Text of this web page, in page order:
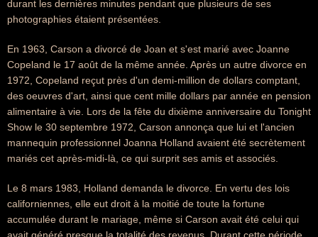
durant les dernières minutes pendant que plusieurs de ses
photographies étaient présentées.
En 1963, Carson a divorcé de Joan et s'est marié avec Joanne
Copeland le 17 août de la même année. Après un autre divorce en
1972, Copeland reçut près d'un demi-million de dollars comptant,
des oeuvres d'art, ainsi que cent mille dollars par année en pension
alimentaire à vie. Lors de la fête du dixième anniversaire du Tonight
Show le 30 septembre 1972, Carson annonça que lui et l'ancien
mannequin professionnel Joanna Holland avaient été secrètement
mariés cet après-midi-là, ce qui surprit ses amis et associés.
Le 8 mars 1983, Holland demanda le divorce. En vertu des lois
californiennes, elle eut droit à la moitié de toute la fortune
accumulée durant le mariage, même si Carson avait été celui qui